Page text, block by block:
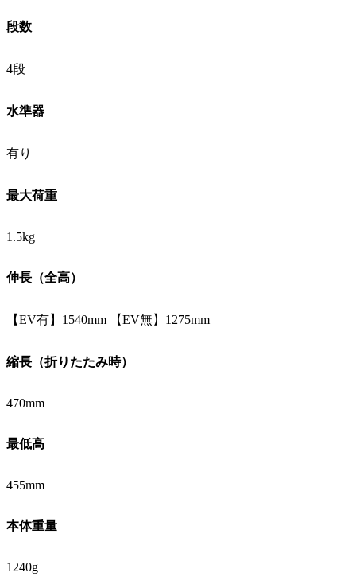
段数
4段
水準器
有り
最大荷重
1.5kg
伸長（全高）
【EV有】1540mm 【EV無】1275mm
縮長（折りたたみ時）
470mm
最低高
455mm
本体重量
1240g